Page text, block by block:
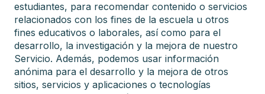
estudiantes, para recomendar contenido o servicios
relacionados con los fines de la escuela u otros
fines educativos o laborales, así como para el
desarrollo, la investigación y la mejora de nuestro
Servicio. Además, podemos usar información
anónima para el desarrollo y la mejora de otros
sitios, servicios y aplicaciones o tecnologías